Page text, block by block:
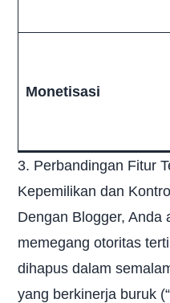
Monetisasi
3. Perbandingan Fitur
Kepemilikan dan
Dengan Blogger, Anda
memegang otoritas
dihapus dalam
yang berkinerja buruk